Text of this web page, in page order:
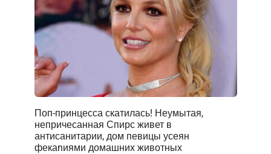
Поп-принцесса скатилась! Неумытая,
непричесанная Спирс живет в
антисанитарии, дом певицы усеян
фекаnиями домашних животных